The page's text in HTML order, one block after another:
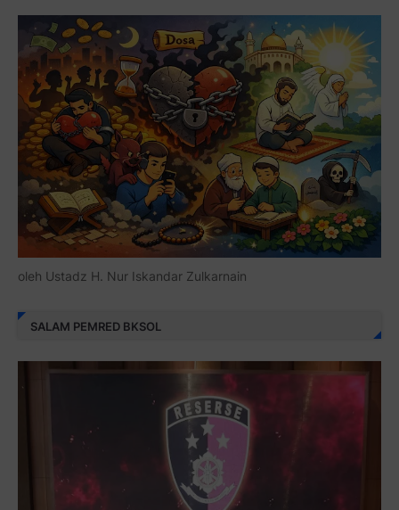
oleh Ustadz H. Nur Iskandar Zulkarnain
SALAM PEMRED BKSOL